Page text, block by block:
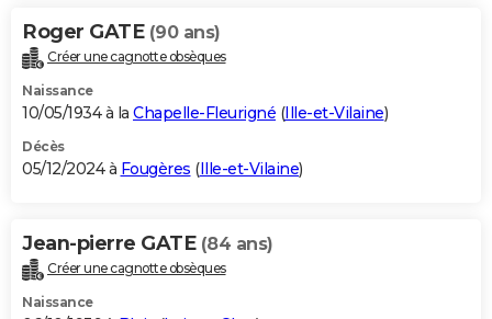
Roger GATE (90 ans)
Créer une cagnotte obsèques
Naissance
10/05/1934 à la Chapelle-Fleurigné (Ille-et-Vilaine)
Décès
05/12/2024 à Fougères (Ille-et-Vilaine)
Jean-pierre GATE (84 ans)
Créer une cagnotte obsèques
Naissance